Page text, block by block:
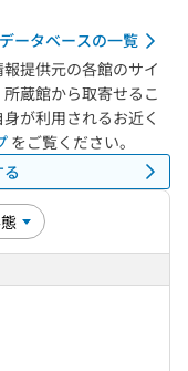
ータベースの一覧
提供元の各館のサイ
蔵館から取寄せるこ
が利用されるお近く
をご覧ください。